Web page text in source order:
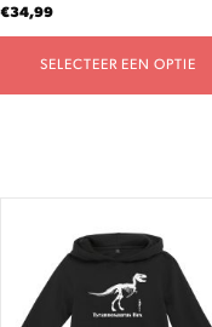
€34,99
SELECTEER EEN OPTIE
meerdere
variaties.